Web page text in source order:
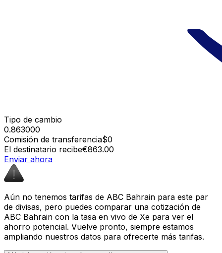
Tipo de cambio
0.863000
Comisión de transferencia$0
El destinatario recibe€863.00
Enviar ahora
Aún no tenemos tarifas de ABC Bahrain para este par
de divisas, pero puedes comparar una cotización de
ABC Bahrain con la tasa en vivo de Xe para ver el
ahorro potencial. Vuelve pronto, siempre estamos
ampliando nuestros datos para ofrecerte más tarifas.